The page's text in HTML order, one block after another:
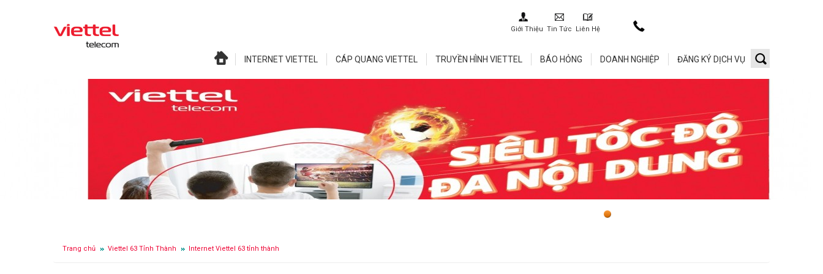
Giới Thiệu Tin Tức Liên Hệ
INTERNET VIETTEL CÁP QUANG VIETTEL TRUYỀN HÌNH VIETTEL BÁO HỎNG DOANH NGHIỆP ĐĂNG KÝ DỊCH VỤ
Trang chủ Viettel 63 Tỉnh Thành Internet Viettel 63 tỉnh thành